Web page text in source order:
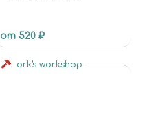
от 520 ₽
ork's workshop